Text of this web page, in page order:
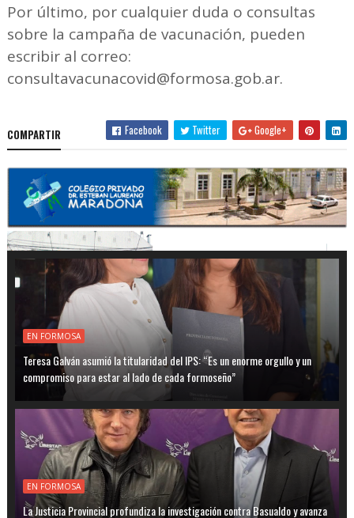
Por último, por cualquier duda o consultas
sobre la campaña de vacunación, pueden
escribir al correo:
consultavacunacovid@formosa.gob.ar.
COMPARTIR Facebook Twitter Google+
EN FORMOSA
Teresa Galván asumió la titularidad del IPS: “Es un enorme orgullo y un
compromiso para estar al lado de cada formoseño”
EN FORMOSA
La Justicia Provincial profundiza la investigación contra Basualdo y avanza